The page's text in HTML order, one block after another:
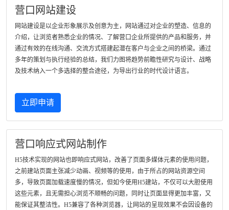
营口网站建设
网站建设是以企业形象展示及创意为主，网站通过对企业的塑造、信息的
介绍，让浏览者熟悉企业的情况、了解营口企业所提供的产品和服务，并
通过有效的在线沟通、交流方式搭建起潜在客户与企业之间的桥梁。通过
多年的策划与执行经验的总结，我们力图将趋势前瞻性研究与设计、战略
及技术纳入一个多选择的整合途径，为导出行业的时代设计语言。
立即申请
营口响应式网站制作
H5技术实现的网站也即响应式网站，改善了页面多媒体元素的使用问题，
之前建站页面主张减少动画、视频等的使用，由于所占的网站资源空间
多，导致页面加载速度慢的情况，但如今使用H5建站，不仅可以大胆使用
这些元素，且无需担心浏览不顺畅的问题，同时让页面显得更加丰富，又
能保证其整洁性。H5兼容了各种浏览器，让网站的呈现效果不会因设备的